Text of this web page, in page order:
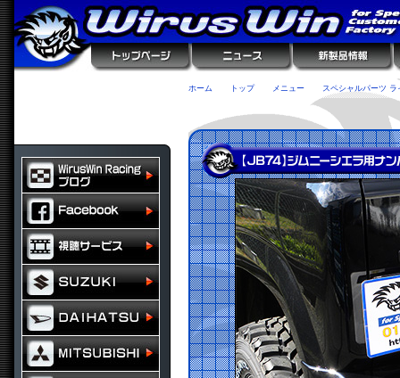
ホーム トップ メニュー スペシャルパーツ ラ